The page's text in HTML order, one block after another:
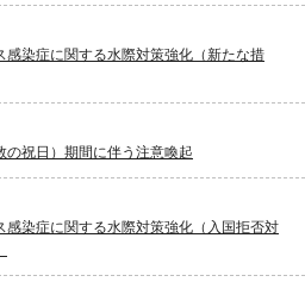
感染症に関する水際対策強化（新たな措
の祝日）期間に伴う注意喚起
感染症に関する水際対策強化（入国拒否対